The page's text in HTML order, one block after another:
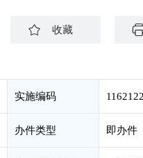
收藏
实施编码
办件类型 即办件